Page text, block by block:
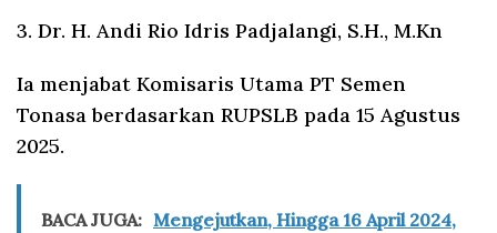
3. Dr. H. Andi Rio Idris Padjalangi, S.H., M.Kn
Ia menjabat Komisaris Utama PT Semen
Tonasa berdasarkan RUPSLB pada 15 Agustus
2025.
BACA JUGA: Mengejutkan, Hingga 16 April 2024,